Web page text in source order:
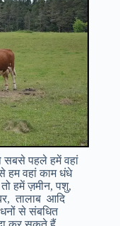
सबसे पहले हमें वहां
हम वहां काम धंधे
हमें ज़मीन, पशु,
तालाब आदि
से संबधित